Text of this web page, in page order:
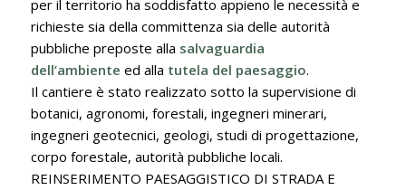
per il territorio ha soddisfatto appieno le necessità e
richieste sia della committenza sia delle autorità
pubbliche preposte alla salvaguardia
dell’ambiente ed alla tutela del paesaggio.
Il cantiere è stato realizzato sotto la supervisione di
botanici, agronomi, forestali, ingegneri minerari,
ingegneri geotecnici, geologi, studi di progettazione,
corpo forestale, autorità pubbliche locali.
REINSERIMENTO PAESAGGISTICO DI STRADA E